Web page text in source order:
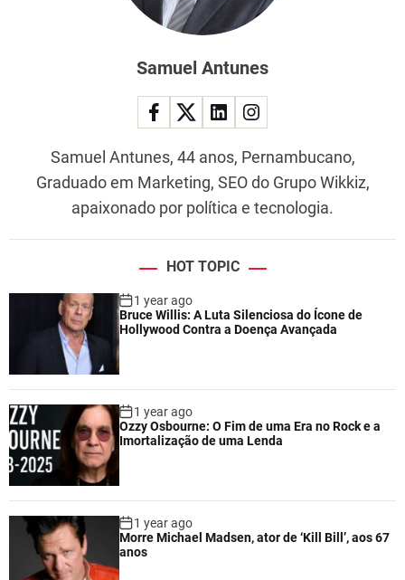
Samuel Antunes
Samuel Antunes, 44 anos, Pernambucano,
Graduado em Marketing, SEO do Grupo Wikkiz,
apaixonado por política e tecnologia.
HOT TOPIC
1 year ago
Bruce Willis: A Luta Silenciosa do Ícone de
Hollywood Contra a Doença Avançada
1 year ago
Ozzy Osbourne: O Fim de uma Era no Rock e a
Imortalização de uma Lenda
1 year ago
Morre Michael Madsen, ator de ‘Kill Bill’, aos 67
anos